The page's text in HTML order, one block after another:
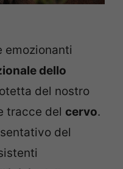
emozionanti
dello
del nostro
tracce del cervo.
del